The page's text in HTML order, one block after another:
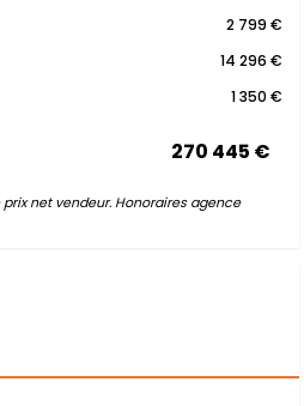
2 799 €
14 296 €
1 350 €
270 445 €
net vendeur. Honoraires agence